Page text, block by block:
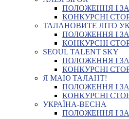
ПОЛОЖЕННЯ І
КОНКУРСНІ
ТАЛАНОВИТЕ ЛІТО
ПОЛОЖЕННЯ І
КОНКУРСНІ
SEOUL TALENT SKY
ПОЛОЖЕННЯ І
КОНКУРСНІ
Я МАЮ ТАЛАНТ!
ПОЛОЖЕННЯ І
КОНКУРСНІ
УКРАЇНА-ВЕСНА
ПОЛОЖЕННЯ І